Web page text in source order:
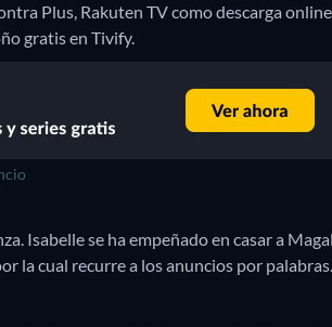
Plus, Rakuten TV como descarga
gratis en Tivify.
Isabelle se ha empeñado en casar a
la cual recurre a los anuncios por palabras.